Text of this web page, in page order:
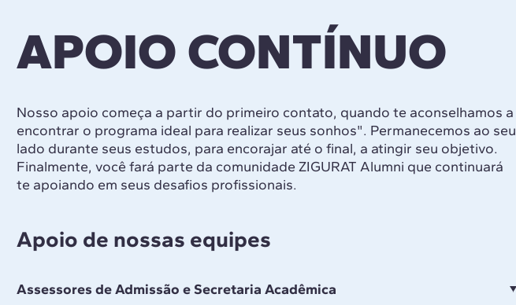
APOIO CONTÍNUO
Nosso apoio começa a partir do primeiro contato, quando te aconselhamos a
encontrar o programa ideal para realizar seus sonhos". Permanecemos ao seu
lado durante seus estudos, para encorajar até o final, a atingir seu objetivo.
Finalmente, você fará parte da comunidade ZIGURAT Alumni que continuará
te apoiando em seus desafios profissionais.
Apoio de nossas equipes
Assessores de Admissão e Secretaria Acadêmica